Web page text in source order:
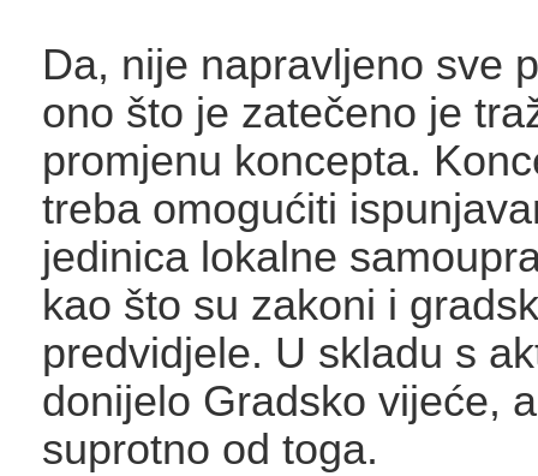
Da, nije napravljeno sve
ono što je zatečeno je
promjenu koncepta.
treba omogućiti
jedinica lokalne
kao što su zakoni i
predvidjele. U skladu s
donijelo Gradsko vijeće,
suprotno od toga.